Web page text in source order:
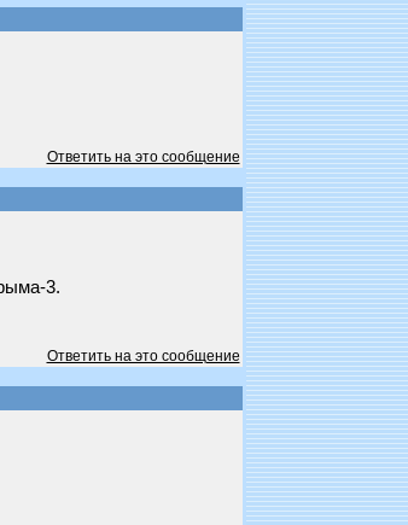
Ответить на это сообщение
3.
Ответить на это сообщение